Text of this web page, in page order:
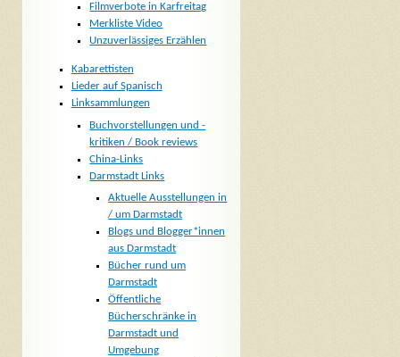
Filmverbote in Karfreitag
Merkliste Video
Unzuverlässiges Erzählen
Kabarettisten
Lieder auf Spanisch
Linksammlungen
Buchvorstellungen und -
kritiken / Book reviews
China-Links
Darmstadt Links
Aktuelle Ausstellungen in
/ um Darmstadt
Blogs und Blogger*innen
aus Darmstadt
Bücher rund um
Darmstadt
Öffentliche
Bücherschränke in
Darmstadt und
Umgebung